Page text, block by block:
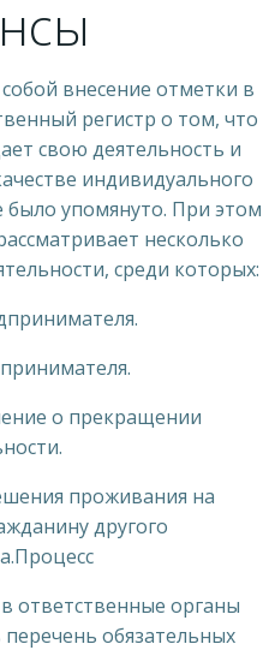
внесение отметки в
регистр о том, что
свою деятельность и
индивидуального
упомянуто. При этом
несколько
среди которых:
о прекращении
проживания на
другого
ответственные органы
обязательных